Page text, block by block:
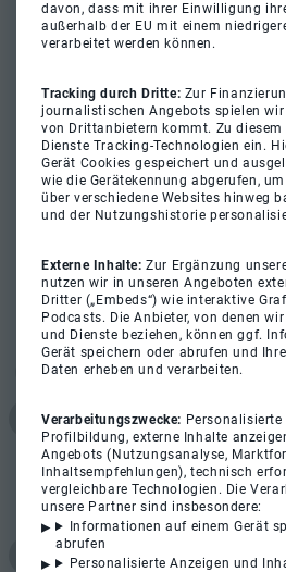
davon, dass mit ihrer Einwilligung
außerhalb der EU mit einem
verarbeitet werden können.
Tracking durch Dritte: Zur
journalistischen Angebots spielen wir
von Drittanbietern kommt. Zu diesem
Dienste Tracking-Technologien ein.
Gerät Cookies gespeichert und
wie die Gerätekennung abgerufen,
über verschiedene Websites hinweg
und der Nutzungshistorie
Externe Inhalte:Zur Ergänzung
nutzen wir in unseren Angeboten
Dritter („Embeds“) wie interaktive
Podcasts. Die Anbieter, von denen
und Dienste beziehen, können ggf.
Gerät speichern oder abrufen und
Daten erheben und verarbeiten.
Verarbeitungszwecke:
Profilbildung, externe Inhalte
Angebots (Nutzungsanalyse,
Inhaltsempfehlungen), technisch
vergleichbare Technologien. Die
unsere Partner sind insbesondere:
Informationen auf einem Gerät
abrufen
Personalisierte Anzeigen und